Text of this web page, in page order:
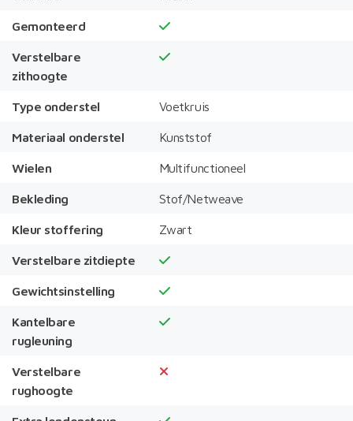
Gemonteerd
Verstelbare
zithoogte
Type onderstel Voetkruis
Materiaal onderstel Kunststof
Wielen Multifunctioneel
Bekleding Stof/Netweave
Kleur stoffering Zwart
Verstelbare zitdiepte
Gewichtsinstelling
Kantelbare
rugleuning
Verstelbare
rughoogte